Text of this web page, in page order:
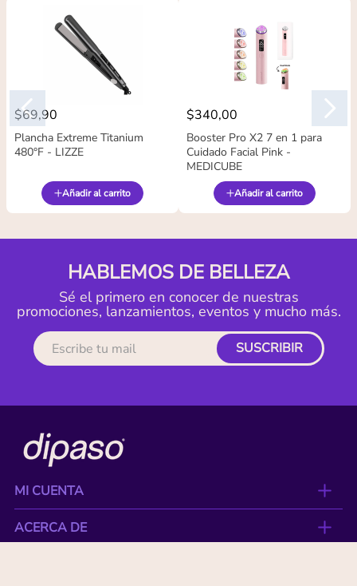
$69,90
Plancha Extreme Titanium
480°F - LIZZE
Añadir al carrito
$340,00
Booster Pro X2 7 en 1 para
Cuidado Facial Pink -
MEDICUBE
Añadir al carrito
HABLEMOS DE BELLEZA
Sé el primero en conocer de nuestras
promociones, lanzamientos, eventos y mucho más.
SUSCRIBIR
MI CUENTA
ACERCA DE